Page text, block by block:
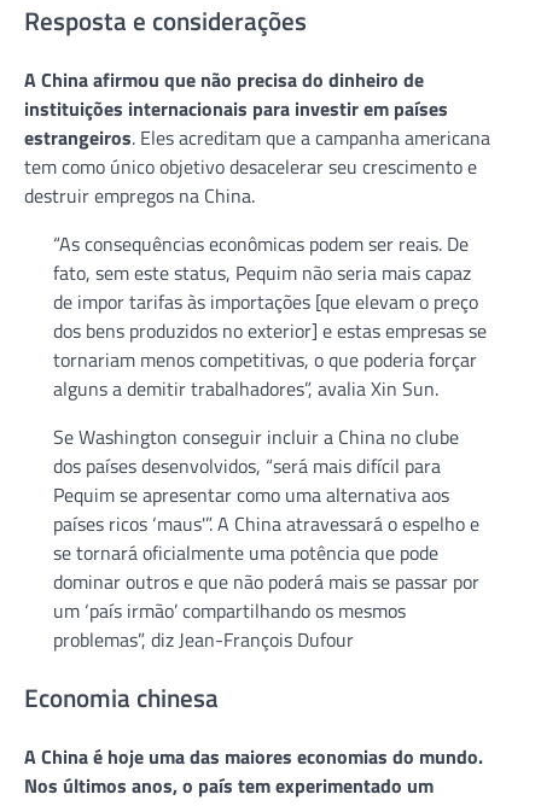
Resposta e considerações
A China afirmou que não precisa do dinheiro de
instituições internacionais para investir em países
estrangeiros. Eles acreditam que a campanha americana
tem como único objetivo desacelerar seu crescimento e
destruir empregos na China.
“As consequências econômicas podem ser reais. De
fato, sem este status, Pequim não seria mais capaz
de impor tarifas às importações [que elevam o preço
dos bens produzidos no exterior] e estas empresas se
tornariam menos competitivas, o que poderia forçar
alguns a demitir trabalhadores”, avalia Xin Sun.
Se Washington conseguir incluir a China no clube
dos países desenvolvidos, “será mais difícil para
Pequim se apresentar como uma alternativa aos
países ricos ‘maus'”. A China atravessará o espelho e
se tornará oficialmente uma potência que pode
dominar outros e que não poderá mais se passar por
um ‘país irmão’ compartilhando os mesmos
problemas”, diz Jean-François Dufour
Economia chinesa
A China é hoje uma das maiores economias do mundo.
Nos últimos anos, o país tem experimentado um